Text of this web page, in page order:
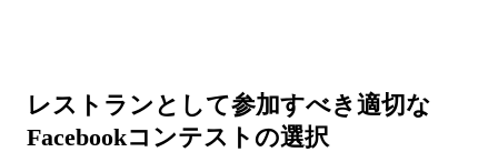
レストランとして参加すべき適切な
Facebookコンテストの選択